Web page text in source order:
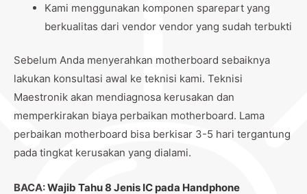
Kami menggunakan komponen sparepart yang
berkualitas dari vendor vendor yang sudah terbukti
Sebelum Anda menyerahkan motherboard sebaiknya
lakukan konsultasi awal ke teknisi kami. Teknisi
Maestronik akan mendiagnosa kerusakan dan
memperkirakan biaya perbaikan motherboard. Lama
perbaikan motherboard bisa berkisar 3-5 hari tergantung
pada tingkat kerusakan yang dialami.
BACA:Wajib Tahu 8 Jenis IC pada Handphone